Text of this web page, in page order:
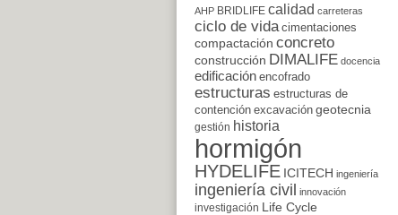
AHP BRIDLIFE calidad carreteras
ciclo de vida cimentaciones
compactación concreto
construcción DIMALIFE docencia
edificación encofrado
estructuras estructuras de
contención excavación geotecnia
gestión historia
hormigón
HYDELIFE ICITECH ingeniería
ingeniería civil innovación
investigación
Life Cycle